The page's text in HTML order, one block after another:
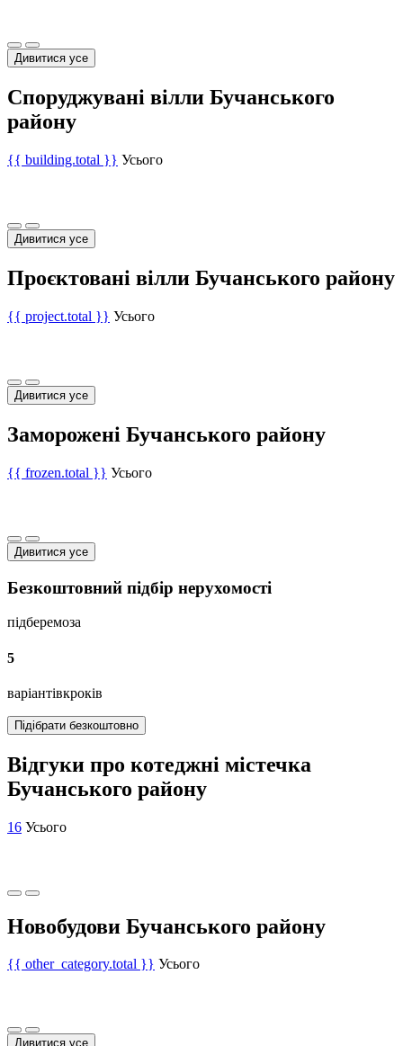
Дивитися усе
Споруджувані вілли Бучанського
району
{{ building.total }} Усього
Дивитися усе
Проєктовані вілли Бучанського району
{{ project.total }} Усього
Дивитися усе
Заморожені Бучанського району
{{ frozen.total }} Усього
Дивитися усе
Безкоштовний підбір нерухомості
підберемоза
5
варіантівкроків
Підібрати безкоштовно
Відгуки про котеджні містечка
Бучанського району
16 Усього
Новобудови Бучанського району
{{ other_category.total }} Усього
Дивитися усе